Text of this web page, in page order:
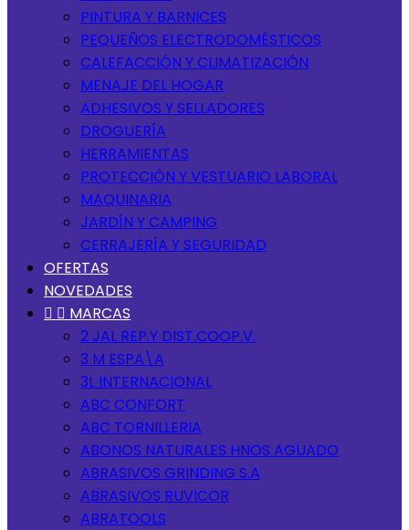
PINTURA Y BARNICES
PEQUEÑOS ELECTRODOMÉSTICOS
CALEFACCIÓN Y CLIMATIZACIÓN
MENAJE DEL HOGAR
ADHESIVOS Y SELLADORES
DROGUERÍA
HERRAMIENTAS
PROTECCIÓN Y VESTUARIO LABORAL
MAQUINARIA
JARDÍN Y CAMPING
CERRAJERÍA Y SEGURIDAD
OFERTAS
NOVEDADES
  MARCAS
2 JAL REP.Y DIST.COOP.V.
3 M ESPA\A
3L INTERNACIONAL
ABC CONFORT
ABC TORNILLERIA
ABONOS NATURALES HNOS AGUADO
ABRASIVOS GRINDING S.A
ABRASIVOS RUVICOR
ABRATOOLS